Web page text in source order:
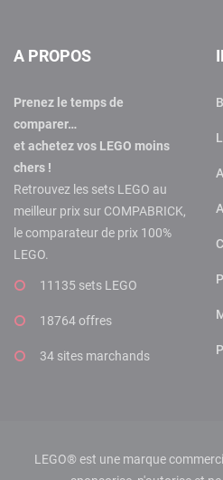
A PROPOS
Prenez le temps de
comparer…
et achetez vos LEGO moins
chers !
Retrouvez les sets LEGO au
meilleur prix sur COMPABRICK,
le comparateur de prix 100%
LEGO.
11135 sets LEGO
18764 offres
34 sites marchands
LEGO® est une marque